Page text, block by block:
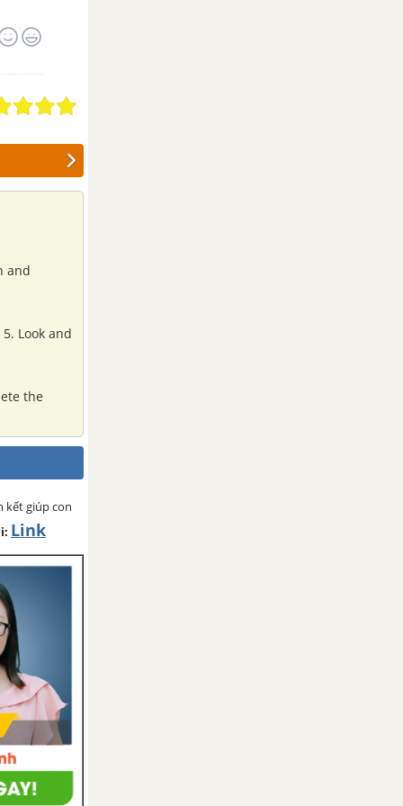
and
Look and
the
kết giúp con
Link